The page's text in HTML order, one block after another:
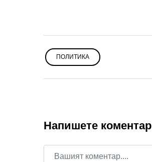
ПОЛИТИКА
Напишете коментар